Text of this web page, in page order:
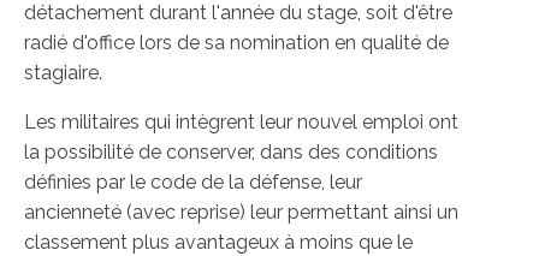
détachement durant l'année du stage, soit d'être
radié d'office lors de sa nomination en qualité de
stagiaire.
Les militaires qui intègrent leur nouvel emploi ont
la possibilité de conserver, dans des conditions
définies par le code de la défense, leur
ancienneté (avec reprise) leur permettant ainsi un
classement plus avantageux à moins que le